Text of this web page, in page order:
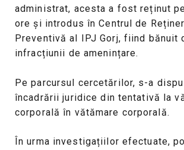
administrat, acesta a fost reținut
ore și introdus în Centrul de
Preventivă al IPJ Gorj, fiind bănuit
infracțiunii de amenințare.
Pe parcursul cercetărilor, s-a
încadrării juridice din tentativă la
corporală în vătămare corporală.
În urma investigațiilor efectuate,